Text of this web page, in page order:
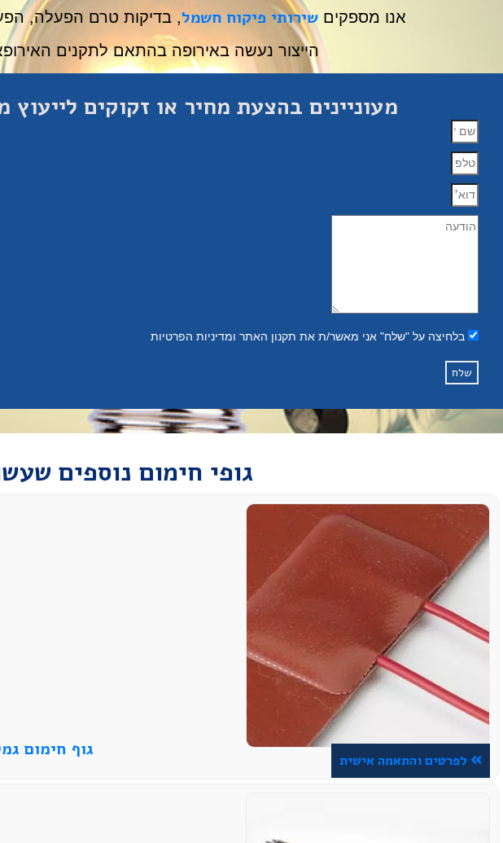
אנו מספקיםשירותי פיקוח חשמל, בדיקות טרם הפעלה,
הייצור נעשה באירופה בהתאם לתקנים
מעוניינים בהצעת מחיר או זקוקים לייעוץ
בלחיצה על "שלח" אני מאשר/ת את תקנון האתר ומדיניות הפרטיות
שלח
גופי חימום נוספים
גוף חימום
לפרטים והתאמה אישית